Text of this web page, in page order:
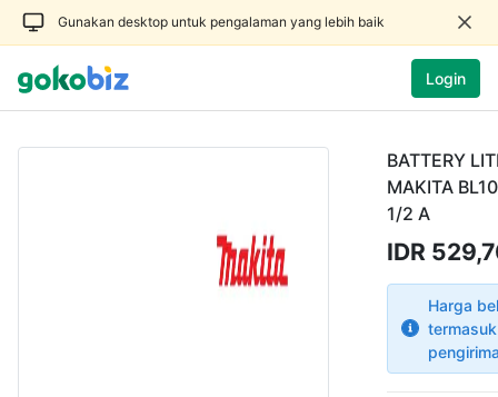
Gunakan desktop untuk pengalaman yang lebih baik
Login
BATTERY
MAKITA
1/2 A
IDR
Harga